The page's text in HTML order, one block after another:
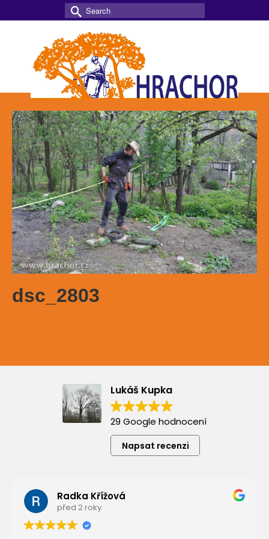
Search
for:
dsc_2803
Lukáš Kupka
29 Google hodnocení
Napsat recenzi
Radka Křížová
před 2 roky